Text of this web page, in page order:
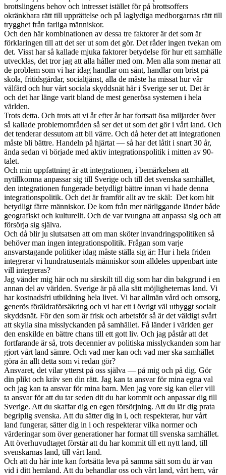
brottslingens behov och intresset istället för på brottsoffers
okränkbara rätt till upprättelse och på laglydiga medborgarnas rätt till
trygghet från farliga människor.
Och den här kombinationen av dessa tre faktorer är det som är
förklaringen till att det ser ut som det gör. Det råder ingen tvekan om
det. Visst har så kallade mjuka faktorer betydelse för hur ett samhälle
utvecklas, det tror jag att alla håller med om. Men alla som menar att
de problem som vi har idag handlar om sånt, handlar om brist på
skola, fritidsgårdar, socialtjänst, alla de måste ha missat hur vår
välfärd och hur vårt sociala skyddsnät här i Sverige ser ut. Det är
och det har länge varit bland de mest generösa systemen i hela
världen.
Trots detta. Och trots att vi år efter år har fortsatt ösa miljarder över
så kallade problemområden så ser det ut som det gör i vårt land. Och
det tenderar dessutom att bli värre. Och då heter det att integrationen
måste bli bättre. Handeln på hjärtat — så har det låtit i snart 30 år,
ända sedan vi började med aktiv integrationspolitik i mitten av 90-
talet.
Och min uppfattning är att integrationen, i bemärkelsen att
nytillkomna anpassar sig till Sverige och till det svenska samhället,
den integrationen fungerade betydligt bättre innan vi hade denna
integrationspolitik. Och det är framför allt av tre skäl: Det kom hit
betydligt färre människor. De kom från mer närliggande länder både
geografiskt och kulturellt. Och de var tvungna att anpassa sig och att
försörja sig själva.
Och då blir ju slutsatsen att om man sköter invandringspolitiken så
behöver man ingen integrationspolitik. Frågan som varje
ansvarstagande politiker idag måste ställa sig är: Hur i hela friden
integrerar vi hundratusentals människor som alldeles uppenbart inte
vill integreras?
Jag vänder mig här och nu särskilt till dig som har din bakgrund i en
annan del av världen. Sverige är på alla sätt möjligheternas land. Vi
har kostnadsfri utbildning hela livet. Vi har allmän vård och omsorg,
generös föräldraförsäkring och vi har ett i övrigt väl utbyggt socialt
skyddsnät. För den som är frisk och arbetsför så är det väldigt svårt
att skylla sina misslyckanden på samhället. Få länder i världen ger
den enskilde en bättre chans till ett gott liv. Och jag påstår att det
fortfarande är så, trots decennier av politiska misslyckanden som har
gjort vårt land sämre. Och vad mer kan och vad mer ska samhället
göra än allt detta som vi redan gör?
Ansvaret, det vilar ytterst på oss själva — på mig och på dig. Gör
din plikt och kräv sen din rätt. Jag kan ta ansvar för mina egna val
och jag kan ta ansvar för mina barn. Men jag vore sig kan eller vill
ta ansvar för att du tar seden dit du har kommit och anpassar dig till
Sverige. Att du skaffar dig en egen försörjning. Att du lär dig prata
begriplig svenska. Att du sätter dig in i, och respekterar, hur vårt
land fungerar, sätter dig in i och respekterar vilka normer och
värderingar som över generationer har format till svenska samhället.
Att överhuvudtaget förstår att du har kommit till ett nytt land, till
svenskarnas land, till vårt land.
Och att du här inte kan fortsätta leva på samma sätt som du är van
vid i ditt hemland. Att du behandlar oss och vårt land, vårt hem, vår